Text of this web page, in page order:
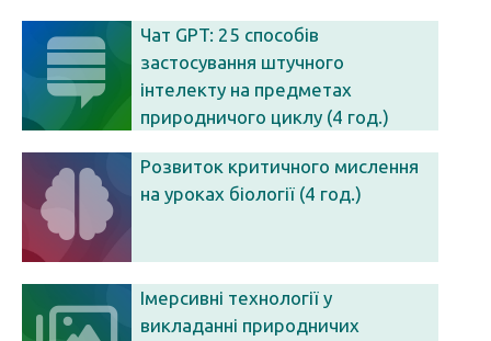
Чат GPT: 25 способів
застосування штучного
інтелекту на предметах
природничого циклу (4 год.)
Розвиток критичного мислення
на уроках біології (4 год.)
Імерсивні технології у
викладанні природничих